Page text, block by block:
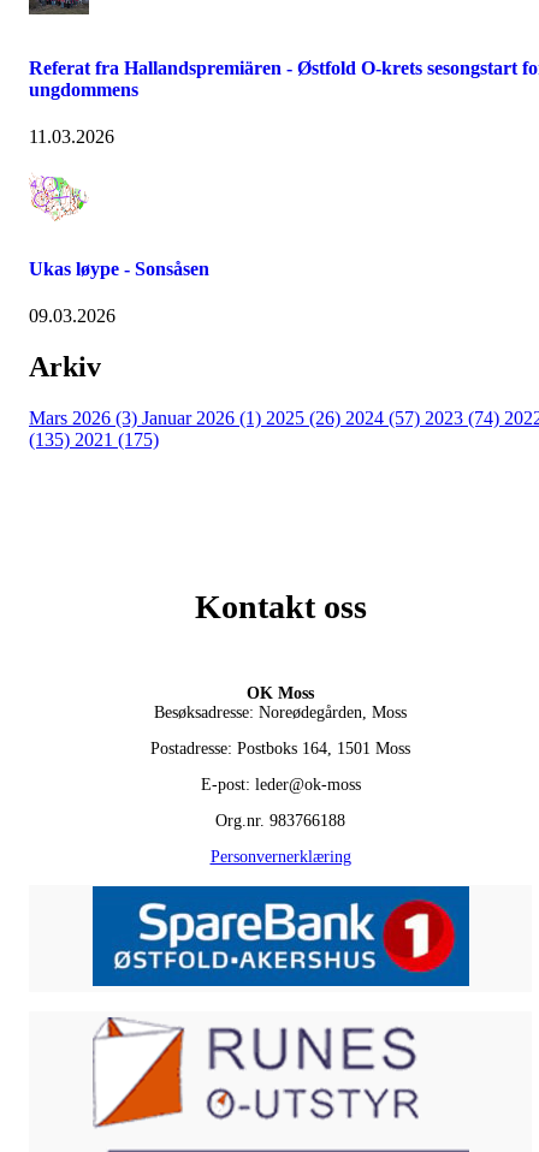
Referat fra Hallandspremiären - Østfold O-krets sesongstart
ungdommens
11.03.2026
Ukas løype - Sonsåsen
09.03.2026
Arkiv
Mars 2026 (3) Januar 2026 (1) 2025 (26) 2024 (57) 2023 (74)
(135) 2021 (175)
Kontakt oss
OK Moss
Besøksadresse: Noreødegården, Moss
Postadresse: Postboks 164, 1501 Moss
E-post: leder@ok-moss
Org.nr. 983766188
Personvernerklæring